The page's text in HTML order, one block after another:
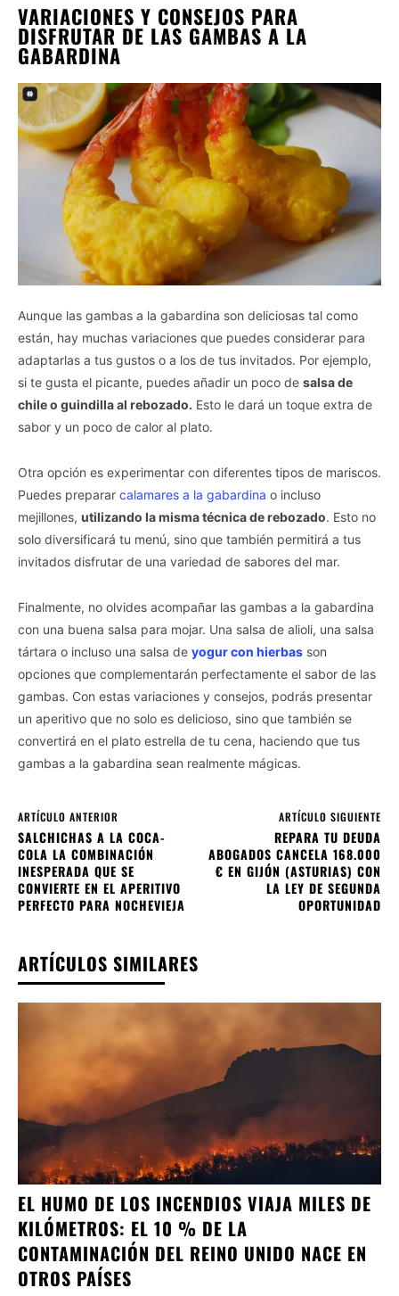
VARIACIONES Y CONSEJOS PARA
DISFRUTAR DE LAS GAMBAS A LA
GABARDINA
Aunque las gambas a la gabardina son deliciosas tal como
están, hay muchas variaciones que puedes considerar para
adaptarlas a tus gustos o a los de tus invitados. Por ejemplo,
si te gusta el picante, puedes añadir un poco de salsa de
chile o guindilla al rebozado. Esto le dará un toque extra de
sabor y un poco de calor al plato.
Otra opción es experimentar con diferentes tipos de mariscos.
Puedes preparar calamares a la gabardina o incluso
mejillones, utilizando la misma técnica de rebozado. Esto no
solo diversificará tu menú, sino que también permitirá a tus
invitados disfrutar de una variedad de sabores del mar.
Finalmente, no olvides acompañar las gambas a la gabardina
con una buena salsa para mojar. Una salsa de alioli, una salsa
tártara o incluso una salsa de yogur con hierbas son
opciones que complementarán perfectamente el sabor de las
gambas. Con estas variaciones y consejos, podrás presentar
un aperitivo que no solo es delicioso, sino que también se
convertirá en el plato estrella de tu cena, haciendo que tus
gambas a la gabardina sean realmente mágicas.
ARTÍCULO ANTERIOR
SALCHICHAS A LA COCA-
COLA LA COMBINACIÓN
INESPERADA QUE SE
CONVIERTE EN EL APERITIVO
PERFECTO PARA NOCHEVIEJA
ARTÍCULO SIGUIENTE
REPARA TU DEUDA
ABOGADOS CANCELA 168.000
€ EN GIJÓN (ASTURIAS) CON
LA LEY DE SEGUNDA
OPORTUNIDAD
ARTÍCULOS SIMILARES
EL HUMO DE LOS INCENDIOS VIAJA MILES DE
KILÓMETROS: EL 10 % DE LA
CONTAMINACIÓN DEL REINO UNIDO NACE EN
OTROS PAÍSES